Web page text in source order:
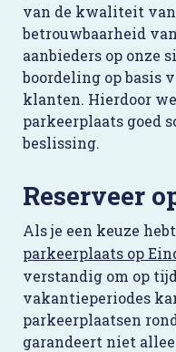
van de kwaliteit van
betrouwbaarheid
aanbieders op onze
boordeling op basis
klanten. Hierdoor
parkeerplaats goed
beslissing.
Reserveer
Als je een keuze
parkeerplaats op
verstandig om op
vakantieperiodes
parkeerplaatsen
garandeert niet